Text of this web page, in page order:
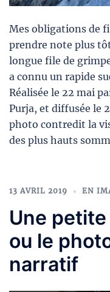
Mes obligations de
prendre note plus
longue file de
a connu un rapide
Réalisée le 22 mai
Purja, et diffusée le
photo contredit la
des plus hauts
13 AVRIL 2019 EN
Une
ou le
narratif